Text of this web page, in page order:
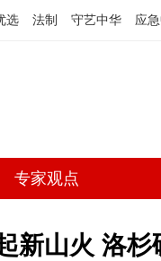
选 法制 守艺中华 应
专家观点
新山火 洛